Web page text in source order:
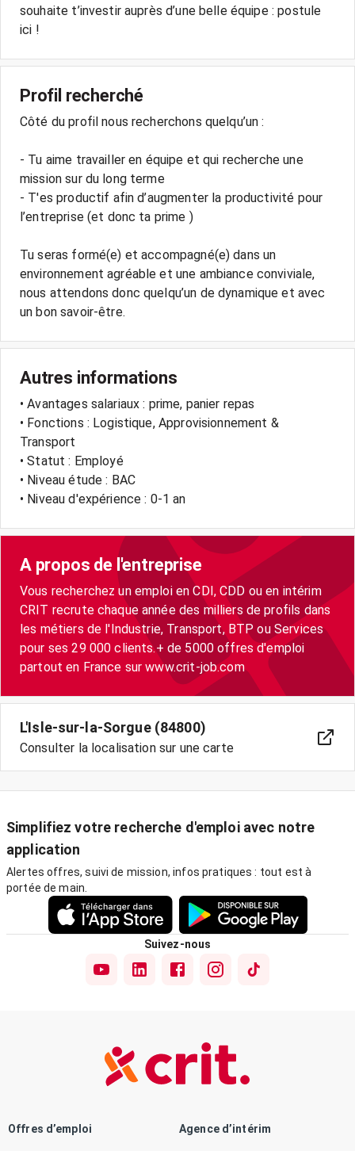
souhaite t’investir auprès d’une belle équipe : postule
ici !
Profil recherché
Côté du profil nous recherchons quelqu’un :
- Tu aime travailler en équipe et qui recherche une
mission sur du long terme
- T'es productif afin d’augmenter la productivité pour
l’entreprise (et donc ta prime )
Tu seras formé(e) et accompagné(e) dans un
environnement agréable et une ambiance conviviale,
nous attendons donc quelqu’un de dynamique et avec
un bon savoir-être.
Autres informations
• Avantages salariaux : prime, panier repas
• Fonctions : Logistique, Approvisionnement &
Transport
• Statut : Employé
• Niveau étude : BAC
• Niveau d'expérience : 0-1 an
A propos de l'entreprise
Vous recherchez un emploi en CDI, CDD ou en intérim
CRIT recrute chaque année des milliers de profils dans
les métiers de l'Industrie, Transport, BTP ou Services
pour ses 29 000 clients.+ de 5000 offres d'emploi
partout en France sur www.crit-job.com
L'Isle-sur-la-Sorgue (84800)
Consulter la localisation sur une carte
Simplifiez votre recherche d'emploi avec notre
application
Alertes offres, suivi de mission, infos pratiques : tout est à
portée de main.
Suivez-nous
Offres d’emploi Agence d’intérim